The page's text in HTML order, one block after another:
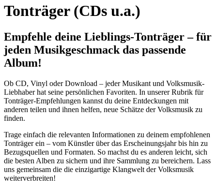
Tonträger (CDs u.a.)
Empfehle deine Lieblings-Tonträger – für
jeden Musikgeschmack das passende
Album!
Ob CD, Vinyl oder Download – jeder Musikant und Volksmusik-
Liebhaber hat seine persönlichen Favoriten. In unserer Rubrik für
Tonträger-Empfehlungen kannst du deine Entdeckungen mit
anderen teilen und ihnen helfen, neue Schätze der Volksmusik zu
finden.
Trage einfach die relevanten Informationen zu deinem empfohlenen
Tonträger ein – vom Künstler über das Erscheinungsjahr bis hin zu
Bezugsquellen und Formaten. So machst du es anderen leicht, sich
die besten Alben zu sichern und ihre Sammlung zu bereichern. Lass
uns gemeinsam die die einzigartige Klangwelt der Volksmusik
weiterverbreiten!